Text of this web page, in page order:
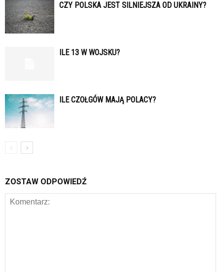
CZY POLSKA JEST SILNIEJSZA OD UKRAINY?
ILE 13 W WOJSKU?
ILE CZOŁGÓW MAJĄ POLACY?
ZOSTAW ODPOWIEDŹ